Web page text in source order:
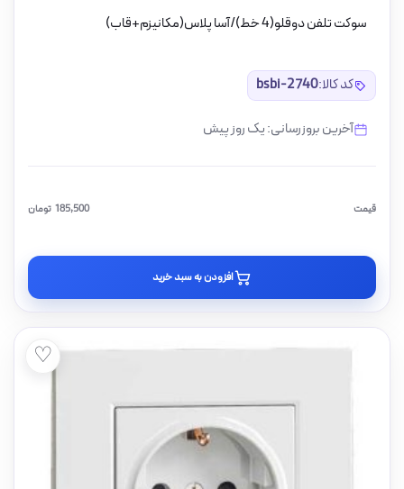
سوکت تلفن دوقلو(4 خط)/آسا پلاس(مکانیزم+قاب)
کد کالا:bsbi-2740
آخرین بروزرسانی: یک روز پیش
قیمت تومان 185,500
افزودن به سبد خرید
♡